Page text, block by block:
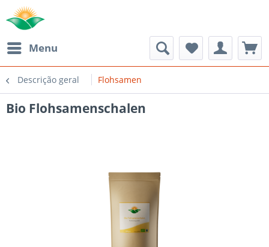
Menu
Descrição geral Flohsamen
Bio Flohsamenschalen